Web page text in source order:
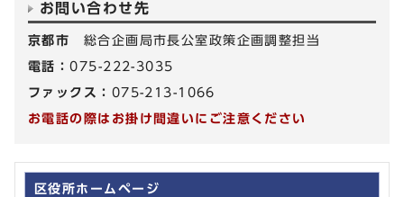
お問い合わせ先
京都市 総合企画局市長公室政策企画調整担当
電話：075-222-3035
ファックス： 075-213-1066
お電話の際はお掛け間違いにご注意ください
区役所ホームページ